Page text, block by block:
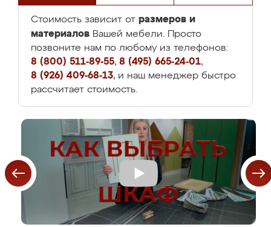
Стоимость зависит от размеров и
материалов Вашей мебели. Просто
позвоните нам по любому из телефонов:
8 (800) 511-89-55, 8 (495) 665-24-01,
8 (926) 409-68-13, и наш менеджер быстро
рассчитает стоимость.